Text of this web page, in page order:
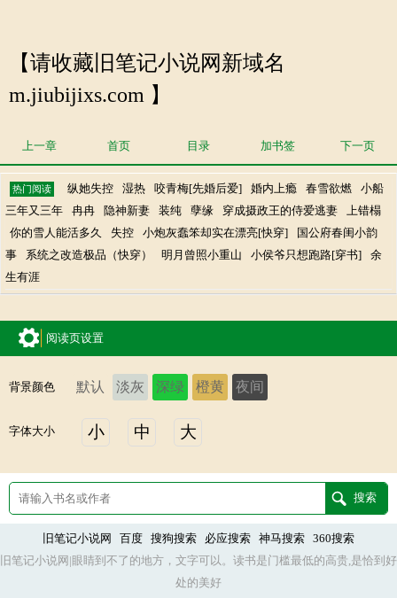
【请收藏旧笔记小说网新域名
m.jiubijixs.com 】
上一章 首页 目录 加书签 下一页
热门阅读 纵她失控 湿热 咬青梅[先婚后爱] 婚内上瘾 春雪欲燃
小船
三年又三年
冉冉 隐神新妻 装纯 孽缘 穿成摄政王的侍爱逃妻
上错榻
你的雪人能活多久
失控 小炮灰蠢笨却实在漂亮[快穿]
国公府春闺小韵
事
系统之改造极品（快穿） 明月曾照小重山 小侯爷只想跑路[穿书]
余
生有涯
阅读页设置
背景颜色 默认 淡灰 深绿 橙黄 夜间
字体大小 小 中 大
旧笔记小说网 百度 搜狗搜索 必应搜索 神马搜索
360搜索
旧笔记小说网|眼睛到不了的地方，文字可以。读书是门槛最低的高贵,是恰到好
处的美好